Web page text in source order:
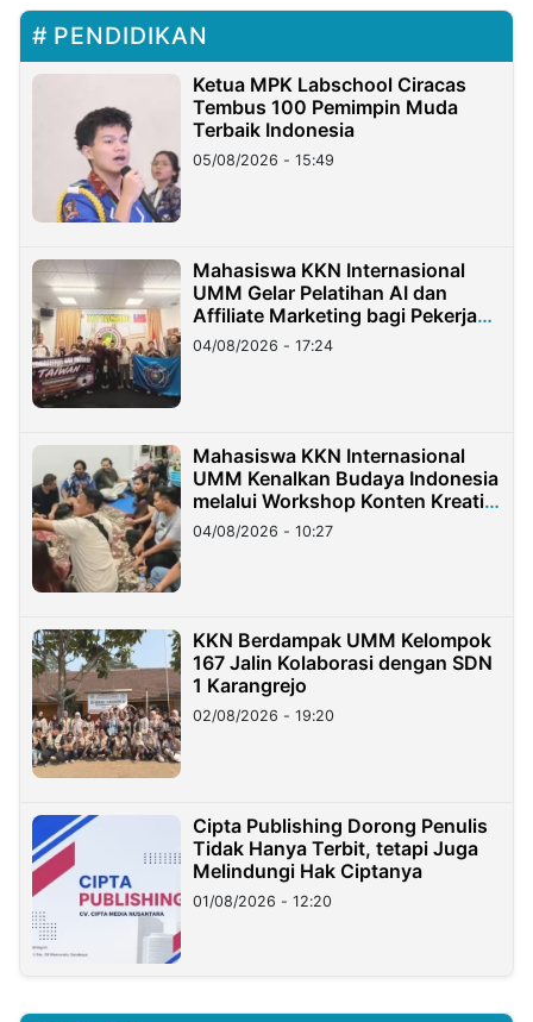
PENDIDIKAN
Ketua MPK Labschool Ciracas
Tembus 100 Pemimpin Muda
Terbaik Indonesia
05/08/2026 - 15:49
Mahasiswa KKN Internasional
UMM Gelar Pelatihan AI dan
Affiliate Marketing bagi Pekerja
Migran Indonesia di Taiwan
04/08/2026 - 17:24
Mahasiswa KKN Internasional
UMM Kenalkan Budaya Indonesia
melalui Workshop Konten Kreatif
di Taiwan
04/08/2026 - 10:27
KKN Berdampak UMM Kelompok
167 Jalin Kolaborasi dengan SDN
1 Karangrejo
02/08/2026 - 19:20
Cipta Publishing Dorong Penulis
Tidak Hanya Terbit, tetapi Juga
Melindungi Hak Ciptanya
01/08/2026 - 12:20